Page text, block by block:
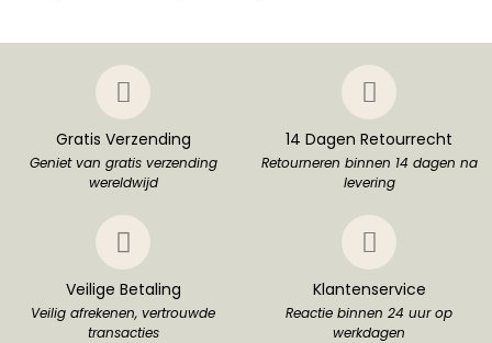
Gratis Verzending
Geniet van gratis verzending
wereldwijd
14 Dagen Retourrecht
Retourneren binnen 14 dagen na
levering
Veilige Betaling
Veilig afrekenen, vertrouwde
transacties
Klantenservice
Reactie binnen 24 uur op
werkdagen